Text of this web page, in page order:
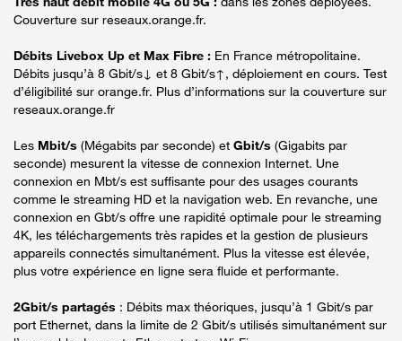
Couverture sur reseaux.orange.fr.
Débits Livebox Up et Max Fibre : En France métropolitaine.
Débits jusqu’à 8 Gbit/s↓ et 8 Gbit/s↑, déploiement en cours. Test
d’éligibilité sur orange.fr. Plus d’informations sur la couverture sur
reseaux.orange.fr
Les Mbit/s (Mégabits par seconde) et Gbit/s (Gigabits par
seconde) mesurent la vitesse de connexion Internet. Une
connexion en Mbt/s est suffisante pour des usages courants
comme le streaming HD et la navigation web. En revanche, une
connexion en Gbt/s offre une rapidité optimale pour le streaming
4K, les téléchargements très rapides et la gestion de plusieurs
appareils connectés simultanément. Plus la vitesse est élevée,
plus votre expérience en ligne sera fluide et performante.
2Gbit/s partagés : Débits max théoriques, jusqu’à 1 Gbit/s par
port Ethernet, dans la limite de 2 Gbit/s utilisés simultanément sur